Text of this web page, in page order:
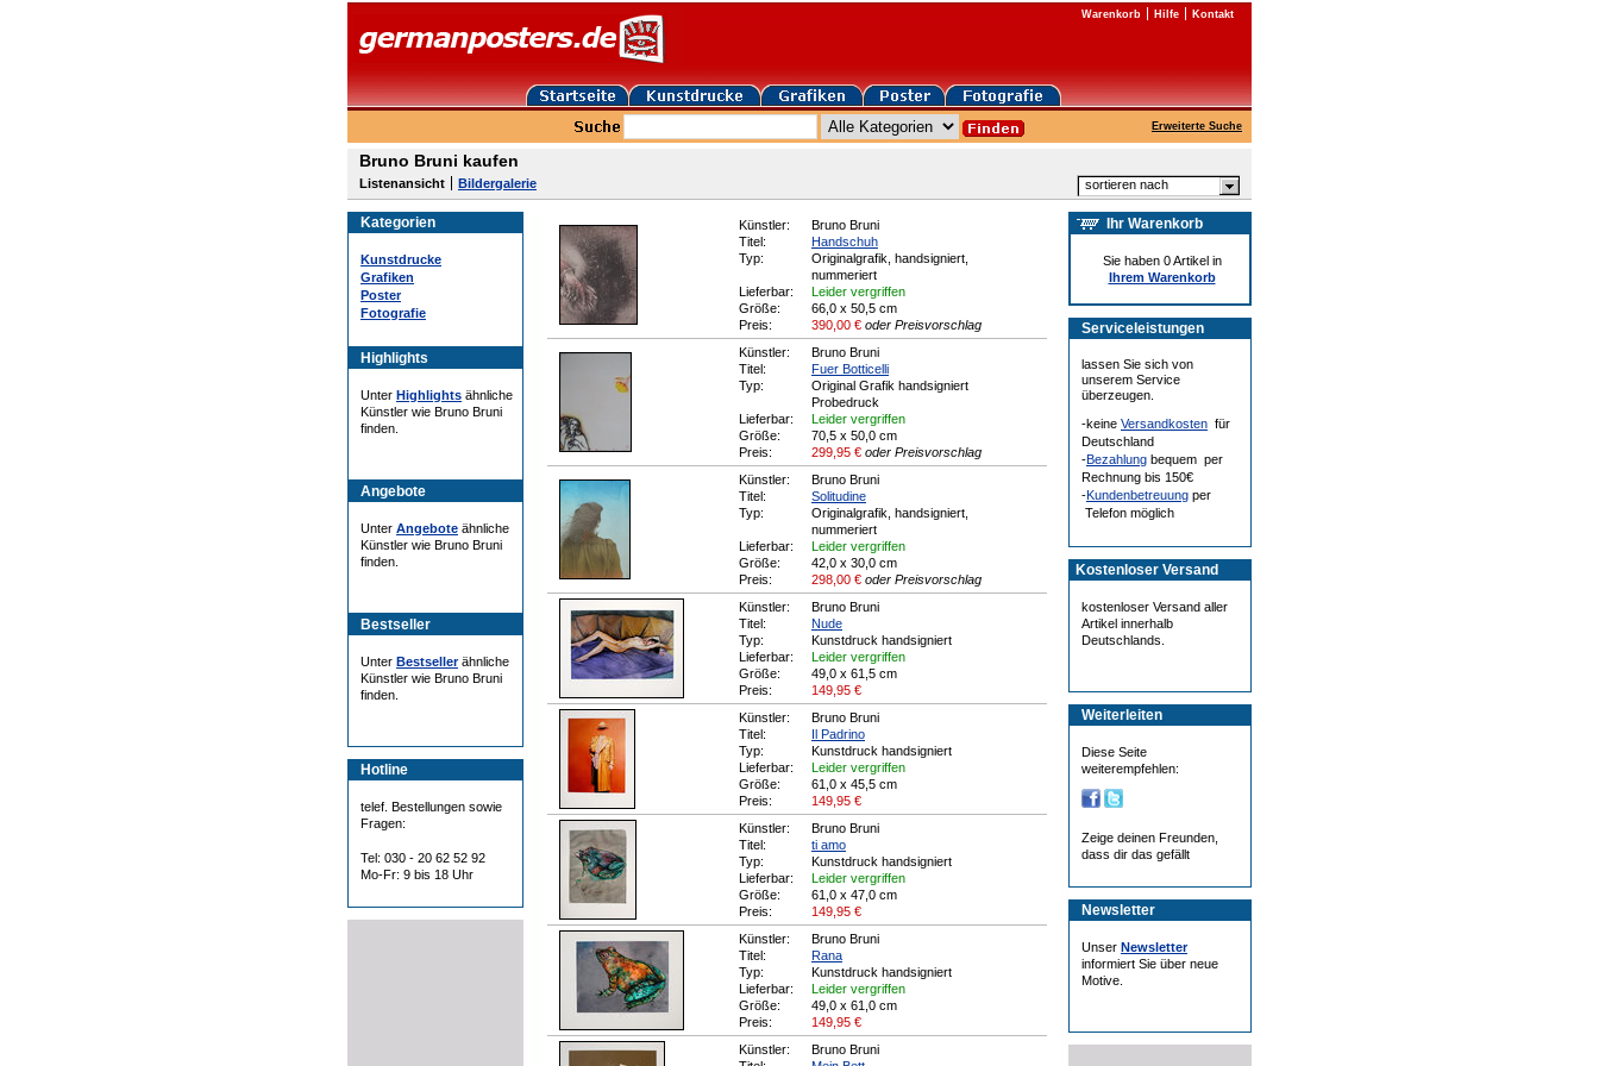
Warenkorb Hilfe Kontakt
Erweiterte Suche
Bruno Bruni kaufen
Listenansicht Bildergalerie sortieren nach
Kategorien
Kunstdrucke
Grafiken
Poster
Fotografie
Highlights
Unter Highlights ähnliche
Künstler wie Bruno Bruni
finden.
Angebote
Unter Angebote ähnliche
Künstler wie Bruno Bruni
finden.
Bestseller
Unter Bestsellerähnliche
Künstler wie Bruno Bruni
finden.
Hotline
telef. Bestellungen sowie
Fragen:
Tel: 030 - 20 62 52 92
Mo-Fr: 9 bis 18 Uhr
Künstler:
Bruno Bruni
Titel:
Handschuh
Typ:
Originalgrafik, handsigniert,
nummeriert
Lieferbar:
Leider vergriffen
Größe:
66,0 x 50,5 cm
Preis:
390,00 € oder Preisvorschlag
Künstler:
Bruno Bruni
Titel:
Fuer Botticelli
Typ:
Original Grafik handsigniert
Probedruck
Lieferbar:
Leider vergriffen
Größe:
70,5 x 50,0 cm
Preis:
299,95 € oder Preisvorschlag
Künstler:
Bruno Bruni
Titel:
Solitudine
Typ:
Originalgrafik, handsigniert,
nummeriert
Lieferbar:
Leider vergriffen
Größe:
42,0 x 30,0 cm
Preis:
298,00 € oder Preisvorschlag
Künstler:
Bruno Bruni
Titel:
Nude
Typ:
Kunstdruck handsigniert
Lieferbar:
Leider vergriffen
Größe:
49,0 x 61,5 cm
Preis:
149,95 €
Künstler:
Bruno Bruni
Titel:
Il Padrino
Typ:
Kunstdruck handsigniert
Lieferbar:
Leider vergriffen
Größe:
61,0 x 45,5 cm
Preis:
149,95 €
Künstler:
Bruno Bruni
Titel:
ti amo
Typ:
Kunstdruck handsigniert
Lieferbar:
Leider vergriffen
Größe:
61,0 x 47,0 cm
Preis:
149,95 €
Künstler:
Bruno Bruni
Titel:
Rana
Typ:
Kunstdruck handsigniert
Lieferbar:
Leider vergriffen
Größe:
49,0 x 61,0 cm
Preis:
149,95 €
Künstler:
Bruno Bruni
Ihr Warenkorb
Sie haben 0 Artikel in
Ihrem Warenkorb
Serviceleistungen
lassen Sie sich von
unserem Service
überzeugen.
-keine Versandkosten für
Deutschland
-Bezahlung bequem per
Rechnung bis 150€
-Kundenbetreuung per
Telefon möglich
Kostenloser Versand
kostenloser Versand aller
Artikel innerhalb
Deutschlands.
Weiterleiten
Diese Seite
weiterempfehlen:
Zeige deinen Freunden,
dass dir das gefällt
Newsletter
Unser Newsletter
informiert Sie über neue
Motive.